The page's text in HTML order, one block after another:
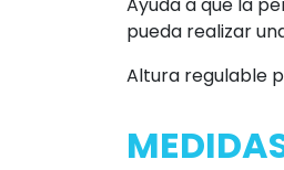
Ayuda a que la
pueda realizar
Altura regulable